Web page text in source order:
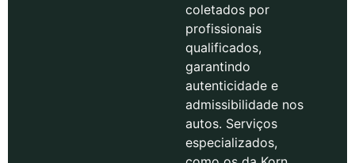
coletados por
profissionais
qualificados,
garantindo
autenticidade e
admissibilidade nos
autos. Serviços
especializados,